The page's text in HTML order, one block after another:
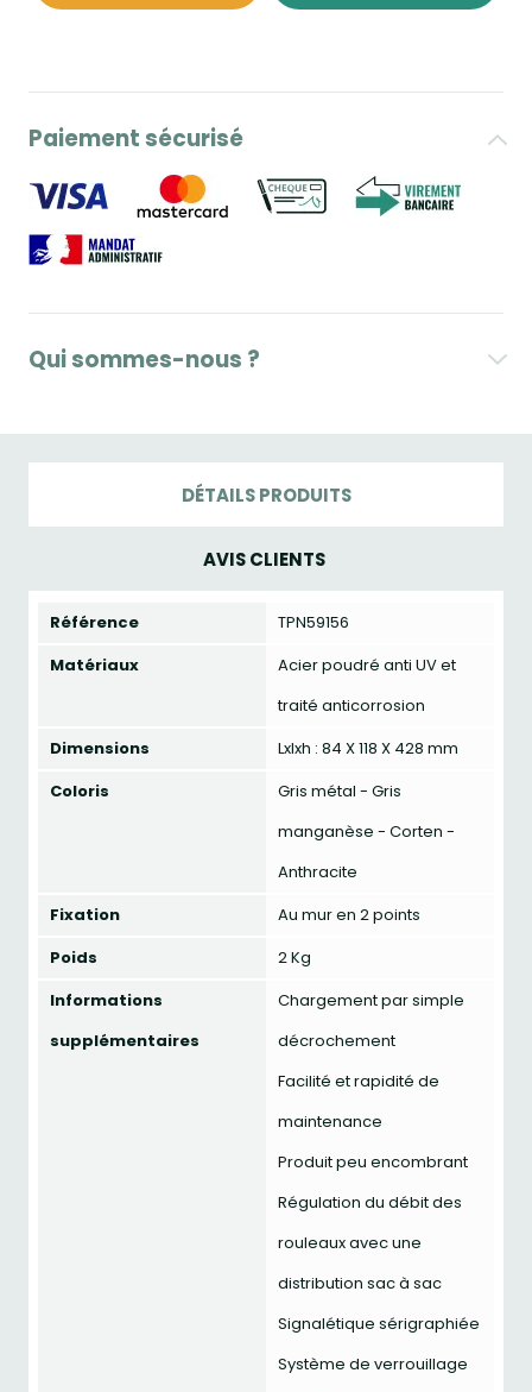
Paiement sécurisé
Qui sommes-nous ?
DÉTAILS PRODUITS
AVIS CLIENTS
Référence
TPN59156
Matériaux
Acier poudré anti UV et
traité anticorrosion
Dimensions
Lxlxh : 84 X 118 X 428 mm
Coloris
Gris métal - Gris
manganèse - Corten -
Anthracite
Fixation
Au mur en 2 points
Poids
2 Kg
Informations
supplémentaires
Chargement par simple
décrochement
Facilité et rapidité de
maintenance
Produit peu encombrant
Régulation du débit des
rouleaux avec une
distribution sac à sac
Signalétique sérigraphiée
Système de verrouillage